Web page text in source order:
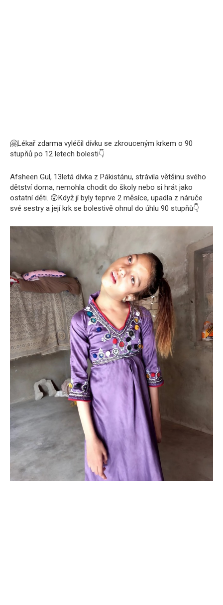
🤗Lékař zdarma vyléčil dívku se zkrouceným krkem o 90
stupňů po 12 letech bolesti👇
Afsheen Gul, 13letá dívka z Pákistánu, strávila většinu svého
dětství doma, nemohla chodit do školy nebo si hrát jako
ostatní děti. 😲Když jí byly teprve 2 měsíce, upadla z náruče
své sestry a její krk se bolestivě ohnul do úhlu 90 stupňů👇